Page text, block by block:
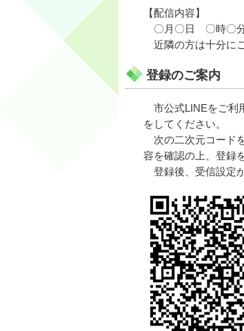
【配信内容】
〇月〇日 〇時〇分
近隣の方は十分に
登録のご案内
市公式LINEをご利
をしてください。
次の二次元コード
容を確認の上、登録
登録後、受信設定